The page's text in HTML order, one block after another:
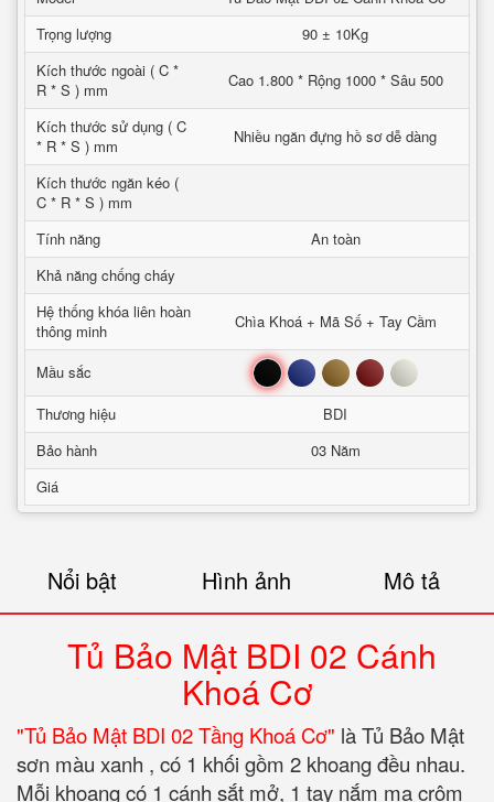
Trọng lượng
90 ± 10Kg
Kích thước ngoài ( C *
R * S ) mm
Cao 1.800 * Rộng 1000 * Sâu 500
Kích thước sử dụng ( C
* R * S ) mm
Nhiều ngăn đựng hồ sơ dễ dàng
Kích thước ngăn kéo (
C * R * S ) mm
Tính năng
An toàn
Khả năng chống cháy
Hệ thống khóa liên hoàn
thông minh
Chìa Khoá + Mã Số + Tay Cầm
Mầu sắc Đen Xanh Nâu Đỏ Trắng
Thương hiệu
BDI
Bảo hành
03 Năm
Giá
Nổi bật Hình ảnh Mô tả
Tủ Bảo Mật BDI 02 Cánh
Khoá Cơ
"Tủ Bảo Mật BDI 02 Tầng Khoá Cơ" là Tủ Bảo Mật
sơn màu xanh , có 1 khối gồm 2 khoang đều nhau.
Mỗi khoang có 1 cánh sắt mở, 1 tay nắm mạ crôm